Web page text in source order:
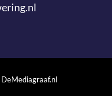
DeMediagraaf.nl